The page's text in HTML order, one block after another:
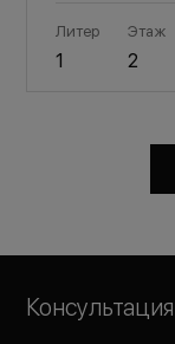
Литер
1
Этаж
2
Консультация